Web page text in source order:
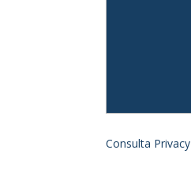
Consulta Privacy